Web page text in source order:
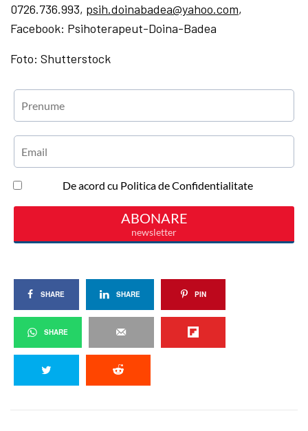
0726.736.993, psih.doinabadea@yahoo.com,
Facebook: Psihoterapeut-Doina-Badea
Foto: Shutterstock
SHARE SHARE PIN
SHARE